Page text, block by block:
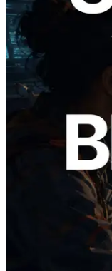
2026.05.24
Validators
Analyzer —
成時間與負